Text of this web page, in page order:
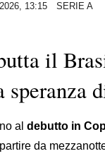
13:15
SERIE A
il
speranza
al debutto in
da